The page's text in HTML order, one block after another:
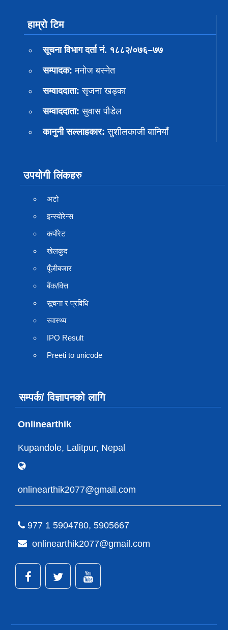
हाम्रो टिम
सूचना विभाग दर्ता नं. १८८२/०७६–७७
सम्पादक: मनोज बस्नेत
सम्वाददाता: सृजना खड्का
सम्वाददाता: सुवास पाैडेल
कानुनी सल्लाहकार: सुशीलकाजी बानियाँ
उपयोगी लिंकहरु
अटो
इन्स्योरेन्स
कर्पाेरेट
खेलकुद
पूँजीबजार
बैंक/वित्त
सूचना र प्रविधि
स्वास्थ्य
IPO Result
Preeti to unicode
सम्पर्क/ विज्ञापनको लागि
Onlinearthik
Kupandole, Lalitpur, Nepal
onlinearthik2077@gmail.com
977 1 5904780, 5905667
onlinearthik2077@gmail.com